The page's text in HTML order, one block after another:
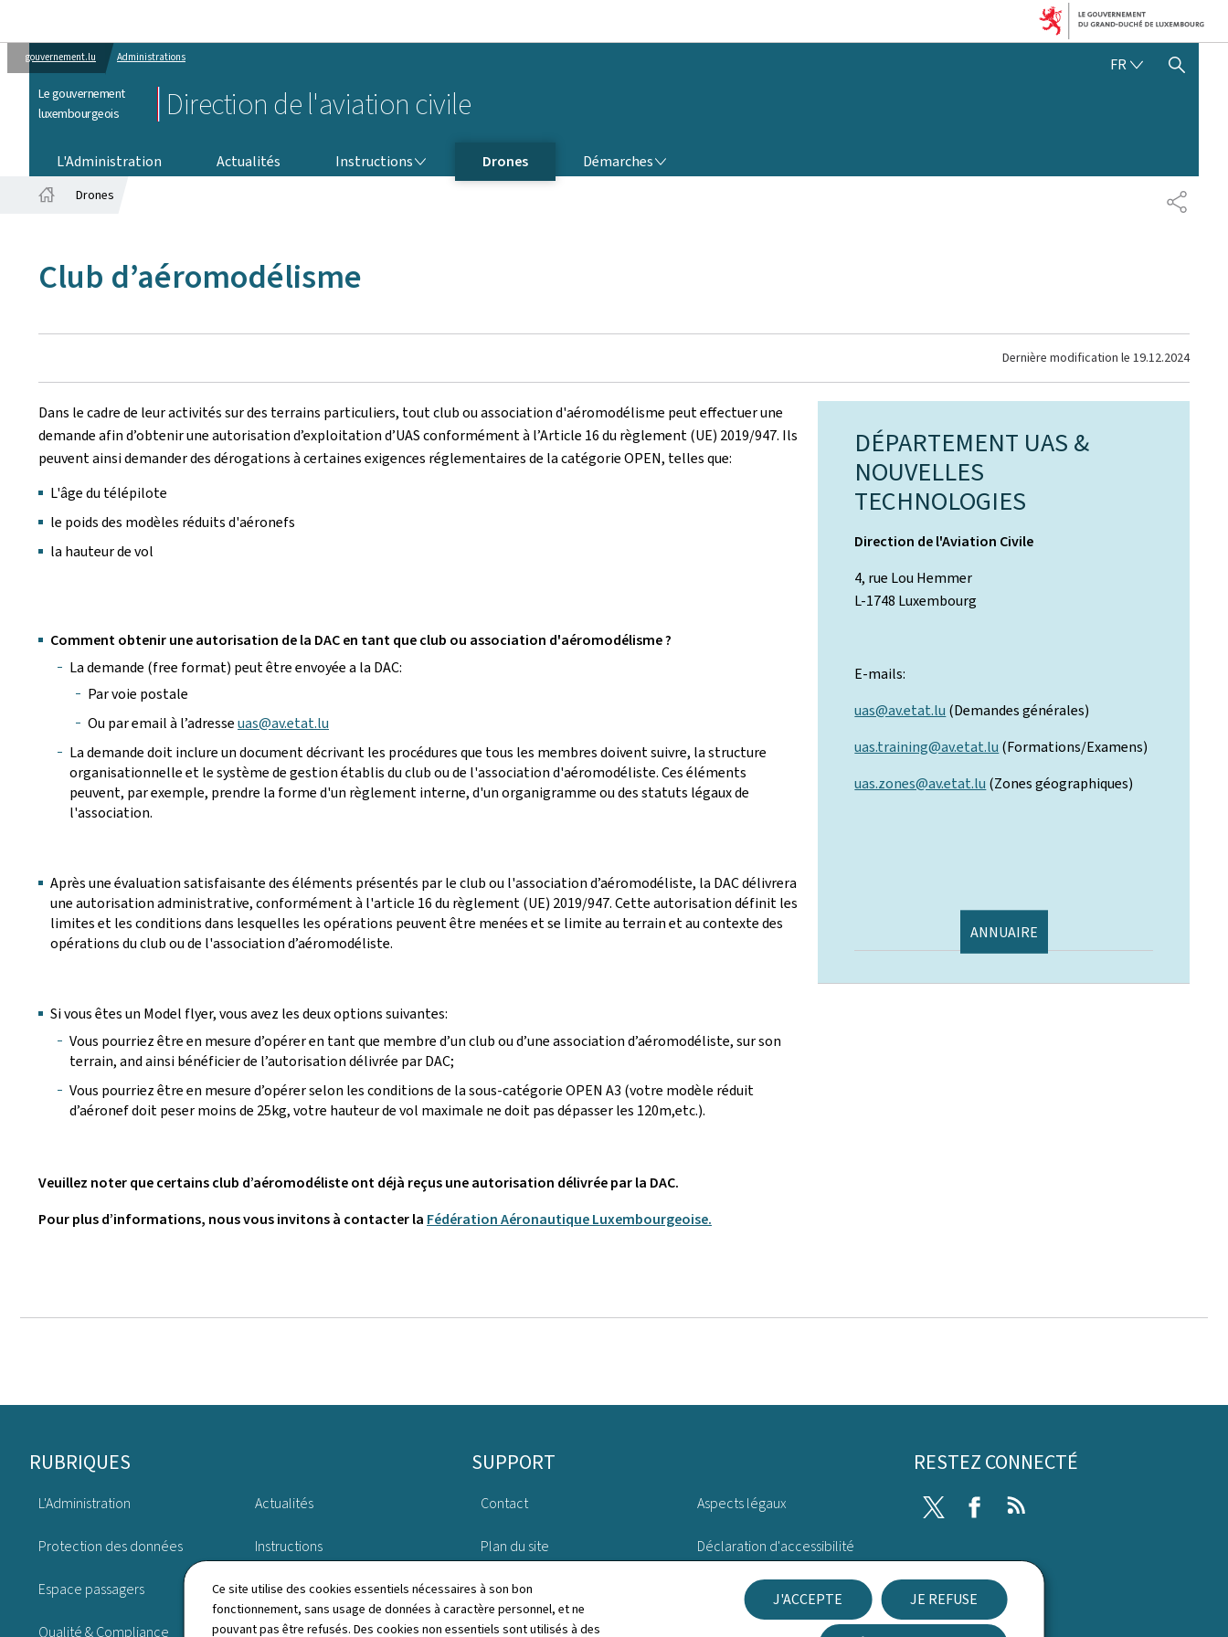
Ce site utilise des cookies essentiels nécessaires à son bon
fonctionnement, sans usage de données à caractère personnel, et ne
pouvant pas être refusés. Des cookies non essentiels sont utilisés à des
J'ACCEPTE JE REFUSE
gouvernement.lu Administrations
Le gouvernement
luxembourgeois
Direction de l'aviation civile
FRFRANÇAIS
AFFICHER / MASQUER
L'Administration Actualités Instructions Drones Démarches
DÉMARCHES
Drones
Club d’aéromodélisme
Dernière modification le 19.12.2024
Dans le cadre de leur activités sur des terrains particuliers, tout club ou association d'aéromodélisme peut effectuer une
demande afin d’obtenir une autorisation d’exploitation d’UAS conformément à l’Article 16 du règlement (UE) 2019/947. Ils
peuvent ainsi demander des dérogations à certaines exigences réglementaires de la catégorie OPEN, telles que:
L'âge du télépilote
le poids des modèles réduits d'aéronefs
la hauteur de vol
Comment obtenir une autorisation de la DAC en tant que club ou association d'aéromodélisme ?
La demande (free format) peut être envoyée a la DAC:
Par voie postale
Ou par email à l’adresseuas@av.etat.lu
La demande doit inclure un document décrivant les procédures que tous les membres doivent suivre, la structure
organisationnelle et le système de gestion établis du club ou de l'association d'aéromodéliste. Ces éléments
peuvent, par exemple, prendre la forme d'un règlement interne, d'un organigramme ou des statuts légaux de
l'association.
Après une évaluation satisfaisante des éléments présentés par le club ou l'association d’aéromodéliste, la DAC délivrera
une autorisation administrative, conformément à l'article 16 du règlement (UE) 2019/947. Cette autorisation définit les
limites et les conditions dans lesquelles les opérations peuvent être menées et se limite au terrain et au contexte des
opérations du club ou de l'association d’aéromodéliste.
Si vous êtes un Model flyer, vous avez les deux options suivantes:
Vous pourriez être en mesure d’opérer en tant que membre d’un club ou d’une association d’aéromodéliste, sur son
terrain, and ainsi bénéficier de l’autorisation délivrée par DAC;
Vous pourriez être en mesure d’opérer selon les conditions de la sous-catégorie OPEN A3 (votre modèle réduit
d’aéronef doit peser moins de 25kg, votre hauteur de vol maximale ne doit pas dépasser les 120m,etc.).
Veuillez noter que certains club d’aéromodéliste ont déjà reçus une autorisation délivrée par la DAC.
Pour plus d’informations, nous vous invitons à contacter la Fédération Aéronautique Luxembourgeoise.
DÉPARTEMENT UAS &
NOUVELLES
TECHNOLOGIES
Direction de l'Aviation Civile
4, rue Lou Hemmer
L-1748 Luxembourg
E-mails:
uas@av.etat.lu (Demandes générales)
uas.training@av.etat.lu (Formations/Examens)
uas.zones@av.etat.lu (Zones géographiques)
ANNUAIRE
Pied
de
RUBRIQUES
L'Administration
Protection des données
Espace passagers
Qualité & Compliance
Actualités
Instructions
Publications
Agenda
SUPPORT
Contact
Plan du site
À propos du site
Aspects légaux
Déclaration d'accessibilité
Gestion des cookies
RESTEZ CONNECTÉ
Twitter Facebook